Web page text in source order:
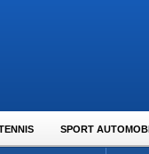
SPORT